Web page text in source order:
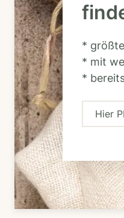
*
* mit
*
H
r
P
L